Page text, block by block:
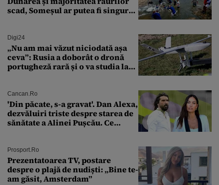
scad, Someșul ar putea fi singurul
Digi24
„Nu am mai văzut niciodată așa
ceva”: Rusia a doborât o dronă
portugheză rară și o va studia la
Cancan.ro
'Din păcate, s-a gravat'. Dan Alexa,
dezvăluiri triste despre starea de
sănătate a Alinei Pușcău. Ce
Prosport.ro
Prezentatoarea TV, postare
despre o plajă de nudiști: „Bine te-
am găsit, Amsterdam”